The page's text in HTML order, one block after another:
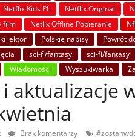
Netflix Kids PL Netflix Original
film
Netlix Offline Pobieranie
lektor Polskie napisy Powrót
sci-fi/fantasy sci-fi/fantasy
Wiadomości Wyszukiwarka
aktualizacje
Brak komentarzy